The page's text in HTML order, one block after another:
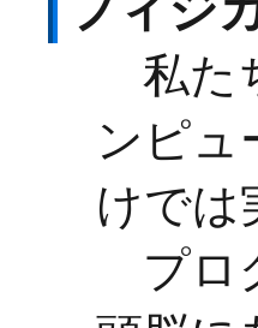
私た
ンピュ
けでは
プロ